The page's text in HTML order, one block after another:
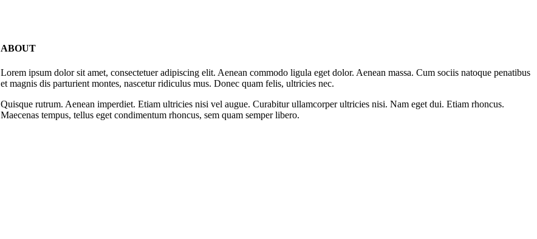
ABOUT
Lorem ipsum dolor sit amet, consectetuer adipiscing elit. Aenean commodo ligula eget dolor. Aenean massa. Cum sociis natoque penatibus
et magnis dis parturient montes, nascetur ridiculus mus. Donec quam felis, ultricies nec.
Quisque rutrum. Aenean imperdiet. Etiam ultricies nisi vel augue. Curabitur ullamcorper ultricies nisi. Nam eget dui. Etiam rhoncus.
Maecenas tempus, tellus eget condimentum rhoncus, sem quam semper libero.